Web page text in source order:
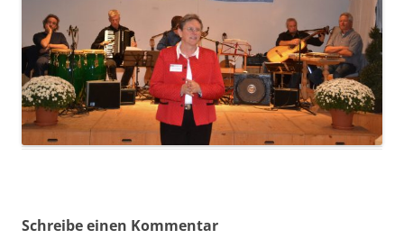
Schreibe einen Kommentar